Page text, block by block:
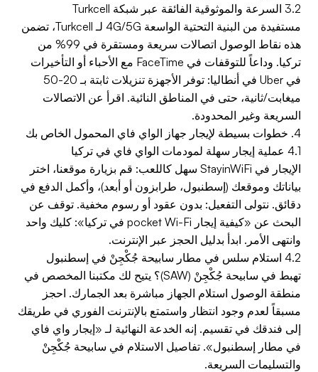
3.2 السرعة والموثوقية الفائقة عبر شبكة Turkcell
مستفيدة من البنية التحتية الواسعة 4G/5G لـ Turkcell، تضمن
هذه نقاط الوصول اتصالات سريعة ومستقرة في 99% من
تركيا. وداعاً للتوقفات في FaceTime مع الأحباء أو التأخيرات
في Uber في أنطاليا: توفر الأجهزة تنزيلات ثابتة بـ 20-50
ميغابت/ثانية، حتى في المناطق النائية. اقرأ عن الاتصالات
السريعة وغير المحدودة.
4. خطوات بسيطة لإيجار جهاز الواي فاي المحمول الخاص بك
4.1 عملية إيجار سهلة لمودمات الواي فاي في تركيا
الإيجار في StayinWiFi سهل كاللعب: قم بزيارة موقعنا، اختر
بياناتك وموقعك (إسطنبول، طرابزون أو أبعد)، وأكمل الدفع في
دقائق. نتولى التفعيل: بدون عقود أو رسوم مخفية. توقف عن
البحث عن «كيفية إيجار pocket Wi-Fi في تركيا»: كليك واحد
وانتهى الأمر. ابدأ بدليل الحجز عبر الإنترنت.
4.2 استلام سلس في مطار سابيحة جُكْجِنْ في إسطنبول
تهبط في سابيحة جُكْجِنْ (SAW)؟ يتيح لك مكتبنا المخصص في
منطقة الوصول استلام الجهاز مباشرة بعد الجمارك. احجز
مسبقاً لعدم وجود انتظار واستمتع بالإنترنت الفوري في طريقك
إلى فندقك في تقسيم. إنه الخدعة النهائية لـ «إيجار واي فاي
في مطار إسطنبول». تفاصيل الاستلام في سابيحة جُكْجِنْ
والتسليمات السريعة.